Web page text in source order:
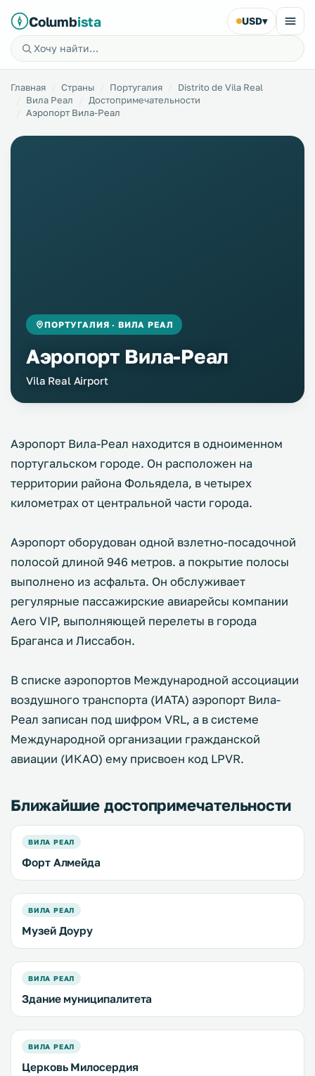
Columbista USD▾
Главная Страны Португалия
Distrito de Vila Real
Вила Реал
Достопримечательности
Аэропорт Вила-Реал
ПОРТУГАЛИЯ · ВИЛА РЕАЛ
Аэропорт Вила-Реал
Vila Real Airport
Аэропорт Вила-Реал находится в одноименном
португальском городе. Он расположен на
территории района Фольядела, в четырех
километрах от центральной части города.
Аэропорт оборудован одной взлетно-посадочной
полосой длиной 946 метров. а покрытие полосы
выполнено из асфальта. Он обслуживает
регулярные пассажирские авиарейсы компании
Aero VIP, выполняющей перелеты в города
Браганса и Лиссабон.
В списке аэропортов Международной ассоциации
воздушного транспорта (ИАТА) аэропорт Вила-
Реал записан под шифром VRL, а в системе
Международной организации гражданской
авиации (ИКАО) ему присвоен код LPVR.
Ближайшие достопримечательности
ВИЛА РЕАЛ
Форт Алмейда
ВИЛА РЕАЛ
Музей Доуру
ВИЛА РЕАЛ
Здание муниципалитета
ВИЛА РЕАЛ
Церковь Милосердия